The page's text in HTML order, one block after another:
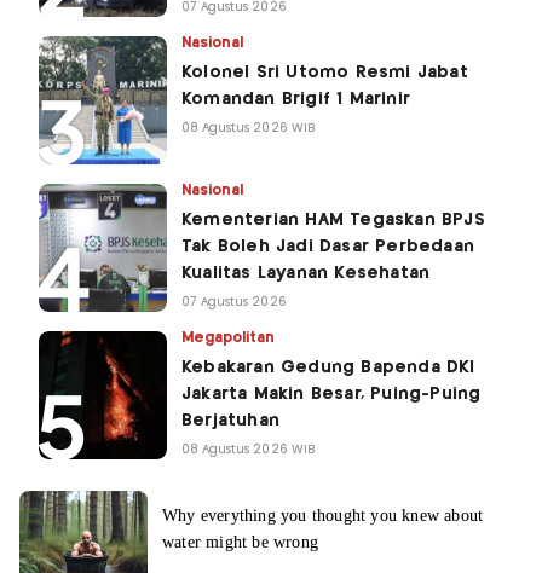
07 Agustus 2026
Nasional
Kolonel Sri Utomo Resmi Jabat
Komandan Brigif 1 Marinir
08 Agustus 2026 WIB
Nasional
Kementerian HAM Tegaskan BPJS
Tak Boleh Jadi Dasar Perbedaan
Kualitas Layanan Kesehatan
07 Agustus 2026
Megapolitan
Kebakaran Gedung Bapenda DKI
Jakarta Makin Besar, Puing-Puing
Berjatuhan
08 Agustus 2026 WIB